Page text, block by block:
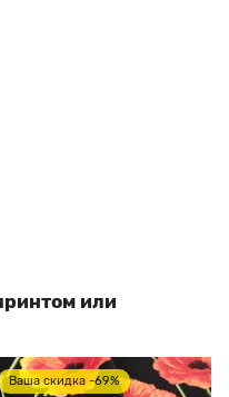
или
Ваша скидка -69%